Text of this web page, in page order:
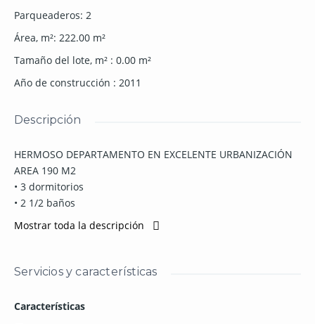
Parqueaderos: 2
Área, m²: 222.00 m²
Tamaño del lote, m² : 0.00 m²
Año de construcción : 2011
Descripción
HERMOSO DEPARTAMENTO EN EXCELENTE URBANIZACIÓN
AREA 190 M2
• 3 dormitorios
• 2 1/2 baños
• Sala de TV
• Dormitorio y baño de servicio
• 2 Parqueaderos
Mostrar toda la descripción
Servicios y características
Características